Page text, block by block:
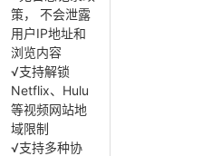
策， 不会泄露
用户IP地址和
浏览内容
√支持解锁
Netflix、Hulu
等视频网站地
域限制
√支持多种协